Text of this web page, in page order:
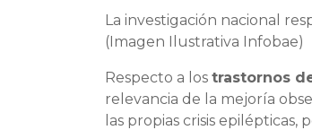
La investigación nacional
(Imagen Ilustrativa Infobae)
Respecto a los trastornos
relevancia de la mejoría
las propias crisis